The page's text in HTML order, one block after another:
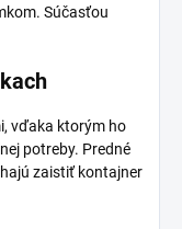
Súčasťou
vďaka ktorým ho
potreby. Predné
zaistiť kontajner